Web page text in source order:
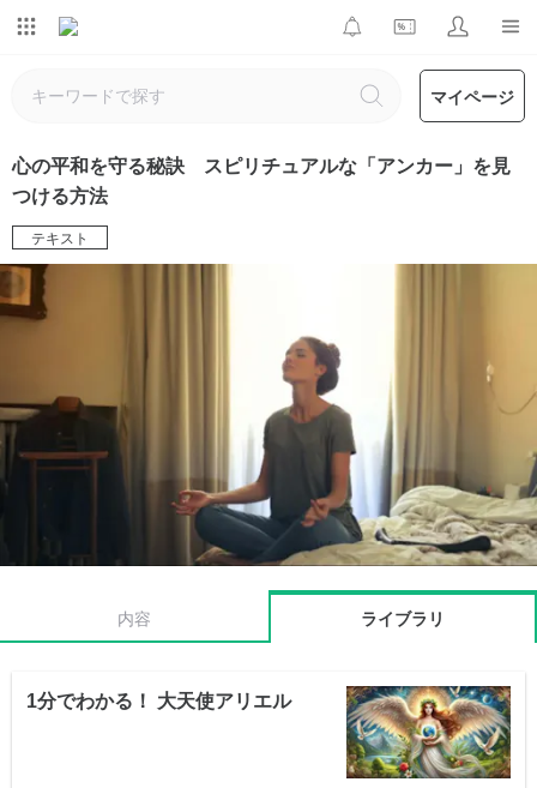
マイページ
心の平和を守る秘訣 スピリチュアルな「アンカー」を見
つける方法
テキスト
内容 ライブラリ
1分でわかる！ 大天使アリエル